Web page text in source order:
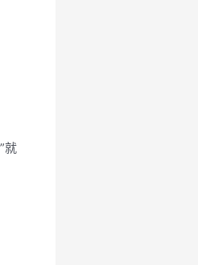
就